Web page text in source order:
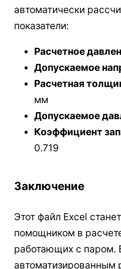
автоматически
показатели:
Расчетное
Допускаемое
Расчетная
мм
Допускаемое
Коэффициент
0.719
Заключение
Этот файл Excel
помощником в
работающих с паром.
автоматизированным